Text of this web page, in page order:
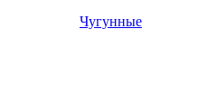
Чугунные